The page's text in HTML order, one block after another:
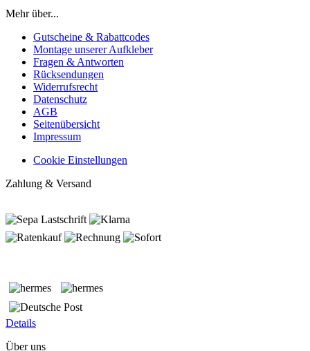
Mehr über...
Gutscheine & Rabattcodes
Montage unserer Aufkleber
Fragen & Antworten
Rücksendungen
Widerrufsrecht
Datenschutz
AGB
Seitenübersicht
Impressum
Cookie Einstellungen
Zahlung & Versand
Details
Über uns